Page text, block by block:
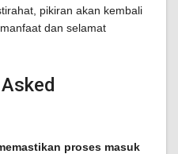
pikiran akan kembali
dan selamat
proses masuk